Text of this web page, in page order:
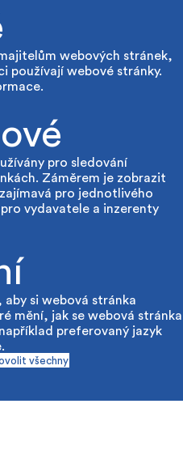
webových stránek,
používají webové stránky.
pro sledování
Záměrem je zobrazit
pro jednotlivého
vydavatele a inzerenty
si webová stránka
mění, jak se webová stránka
preferovaný jazyk